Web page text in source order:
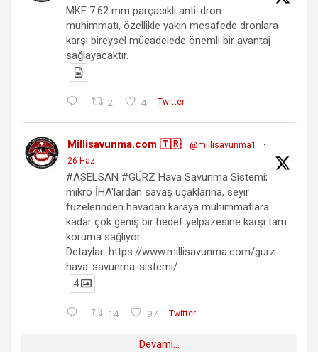
MKE 7.62 mm parçacıklı anti-dron
mühimmatı, özellikle yakın mesafede dronlara
karşı bireysel mücadelede önemli bir avantaj
sağlayacaktır.
2 4 Twitter
Millisavunma.com 🇹🇷 @millisavunma1
·
26 Haz
#ASELSAN #GÜRZ Hava Savunma Sistemi;
mikro İHA'lardan savaş uçaklarına, seyir
füzelerinden havadan karaya mühimmatlara
kadar çok geniş bir hedef yelpazesine karşı tam
koruma sağlıyor.
Detaylar: https://www.millisavunma.com/gurz-
hava-savunma-sistemi/
4
14 97 Twitter
Devamı...